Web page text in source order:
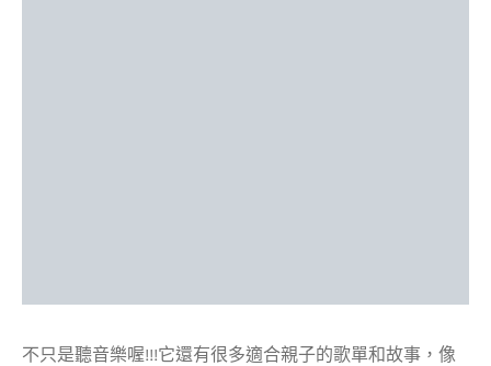
不只是聽音樂喔!!!它還有很多適合親子的歌單和故事，像